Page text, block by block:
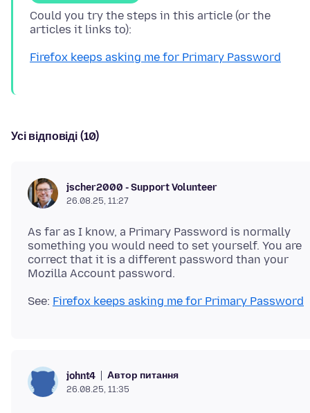
Could you try the steps in this article (or the
Firefox keeps asking me for Primary Password
Усі відповіді (10)
jscher2000 - Support Volunteer
26.08.25, 11:27
As far as I know, a Primary Password is normally
something you would need to set yourself. You are
correct that it is a different password than your
See: Firefox keeps asking me for Primary Password
johnt4 Автор питання
26.08.25, 11:35